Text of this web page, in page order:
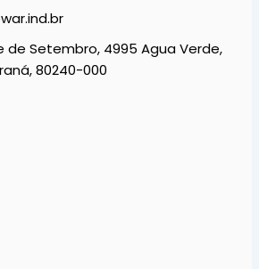
de Setembro, 4995 Agua Verde,
80240-000